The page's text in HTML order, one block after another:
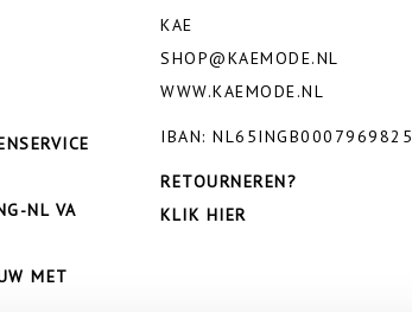
NL VA
MET
KAE
SHOP@KAEMODE.NL
WWW.KAEMODE.NL
IBAN: NL65INGB0007969825
RETOURNEREN?
KLIK HIER